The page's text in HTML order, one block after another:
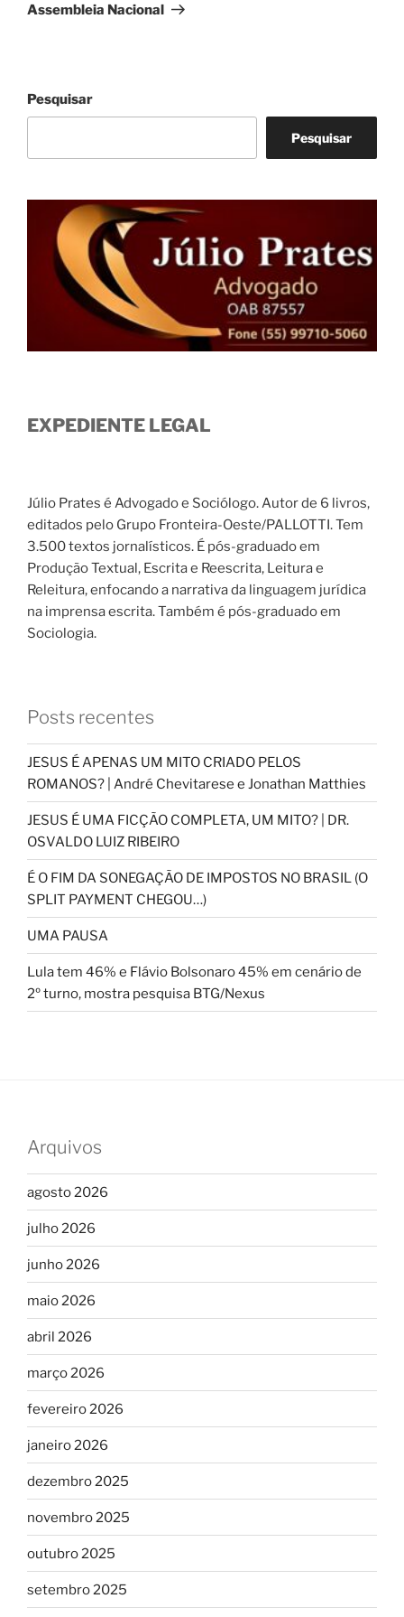
Assembleia Nacional
Pesquisar
Pesquisar
EXPEDIENTE LEGAL
Júlio Prates é Advogado e Sociólogo. Autor de 6 livros,
editados pelo Grupo Fronteira-Oeste/PALLOTTI. Tem
3.500 textos jornalísticos. É pós-graduado em
Produção Textual, Escrita e Reescrita, Leitura e
Releitura, enfocando a narrativa da linguagem jurídica
na imprensa escrita. Também é pós-graduado em
Sociologia.
Posts recentes
JESUS É APENAS UM MITO CRIADO PELOS
ROMANOS? | André Chevitarese e Jonathan Matthies
JESUS É UMA FICÇÃO COMPLETA, UM MITO? | DR.
OSVALDO LUIZ RIBEIRO
É O FIM DA SONEGAÇÃO DE IMPOSTOS NO BRASIL (O
SPLIT PAYMENT CHEGOU…)
UMA PAUSA
Lula tem 46% e Flávio Bolsonaro 45% em cenário de
2º turno, mostra pesquisa BTG/Nexus
Arquivos
agosto 2026
julho 2026
junho 2026
maio 2026
abril 2026
março 2026
fevereiro 2026
janeiro 2026
dezembro 2025
novembro 2025
outubro 2025
setembro 2025